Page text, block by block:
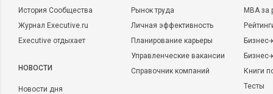
История Сообщества
Журнал Executive.ru
Executive отдыхает
НОВОСТИ
Новости дня
Рынок труда
Личная эффективность
Планирование карьеры
Управленческие вакансии
Справочник компаний
MBA
Бизнес-
Книги
Тесты